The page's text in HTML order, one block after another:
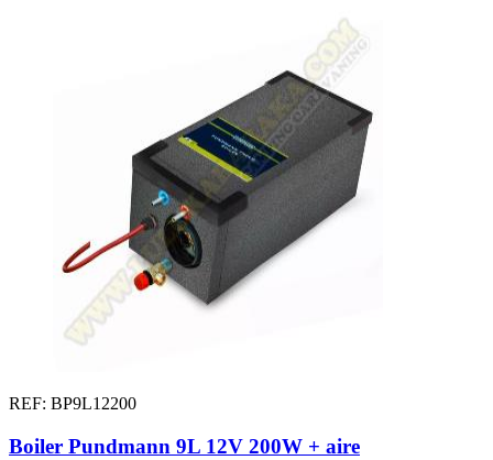
REF: BP9L12200
Boiler Pundmann 9L 12V 200W + aire